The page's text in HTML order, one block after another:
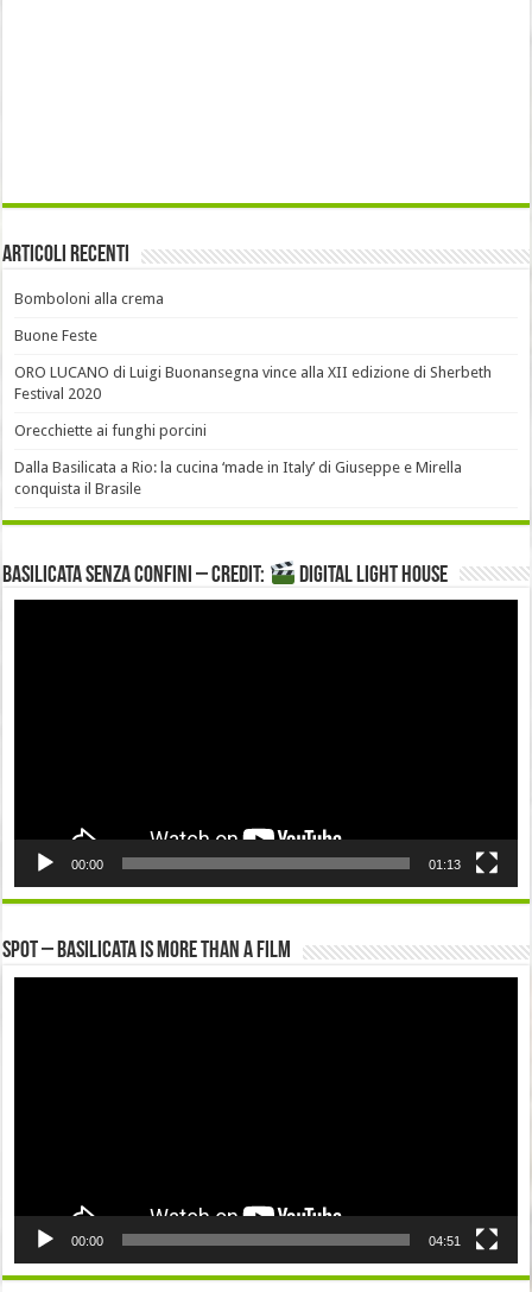
Articoli recenti
Bomboloni alla crema
Buone Feste
ORO LUCANO di Luigi Buonansegna vince alla XII edizione di Sherbeth
Festival 2020
Orecchiette ai funghi porcini
Dalla Basilicata a Rio: la cucina ‘made in Italy’ di Giuseppe e Mirella
conquista il Brasile
Basilicata senza confini – Credit: DIGITAL LIGHT HOUSE
00:00 01:13
Spot – Basilicata is more than a Film
00:00 04:51